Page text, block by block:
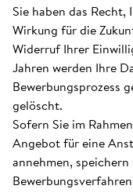
Sie haben das
Wirkung für die
Widerruf Ihrer
Jahren werden Ihre
Bewerbungsprozess
gelöscht.
Sofern Sie im
Angebot für eine
annehmen,